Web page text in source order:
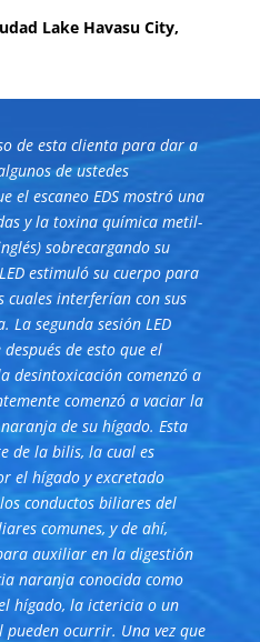
Lake Havasu City,
de esta clienta para dar a
de ustedes
el escaneo EDS mostró una
y la toxina química metil-
sobrecargando su
estimuló su cuerpo para
cuales interferían con sus
La segunda sesión LED
de esto que el
desintoxicación comenzó a
comenzó a vaciar la
de su hígado. Esta
de la bilis, la cual es
el hígado y excretado
conductos biliares del
comunes, y de ahí,
auxiliar en la digestión
naranja conocida como
hígado, la ictericia o un
ocurrir. Una vez que